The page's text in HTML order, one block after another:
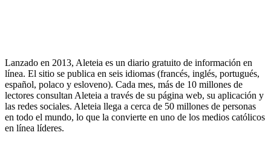
Lanzado en 2013, Aleteia es un diario gratuito de información en
línea. El sitio se publica en seis idiomas (francés, inglés, portugués,
español, polaco y esloveno). Cada mes, más de 10 millones de
lectores consultan Aleteia a través de su página web, su aplicación y
las redes sociales. Aleteia llega a cerca de 50 millones de personas
en todo el mundo, lo que la convierte en uno de los medios católicos
en línea líderes.